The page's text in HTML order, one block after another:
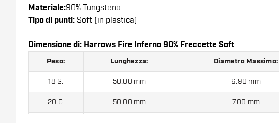
Materiale:90% Tungsteno
Tipo di punti: Soft (in plastica)
Dimensione di: Harrows Fire Inferno 90% Freccette Soft
Peso: Lunghezza: Diametro Massimo:
18 G. 50.00 mm 6.90 mm
20 G. 50.00 mm 7.00 mm